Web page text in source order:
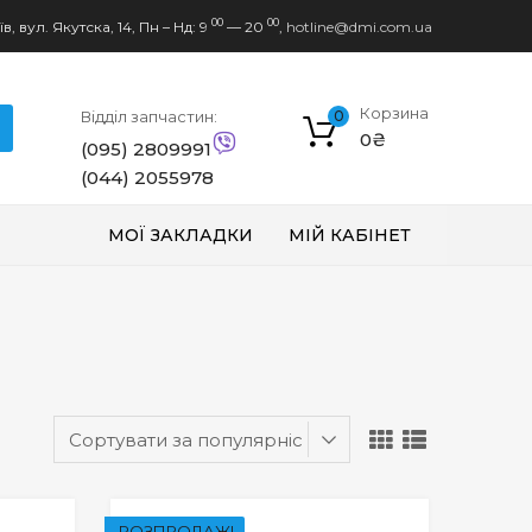
вул. Якутска, 14, Пн – Нд: 9 00 — 20 00 hotline@dmi.com.ua
Відділ запчастин:
(095) 2809991
(044) 2055978
Корзина
0₴
0
МІЙ КАБІНЕТ
МОЇ ЗАКЛАДКИ